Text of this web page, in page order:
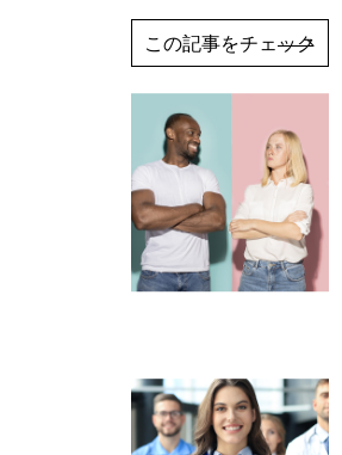
この記事をチェック